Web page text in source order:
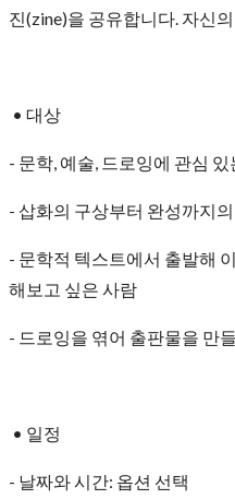
진(zine)을 공유합니다. 자신
• 대상
- 문학, 예술, 드로잉에 관심
- 삽화의 구상부터 완성까지
- 문학적 텍스트에서 출발해
해보고 싶은 사람
- 드로잉을 엮어 출판물을 만
• 일정
- 날짜와 시간: 옵션 선택